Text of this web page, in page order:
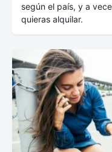
según el país, y a
quieras alquilar.